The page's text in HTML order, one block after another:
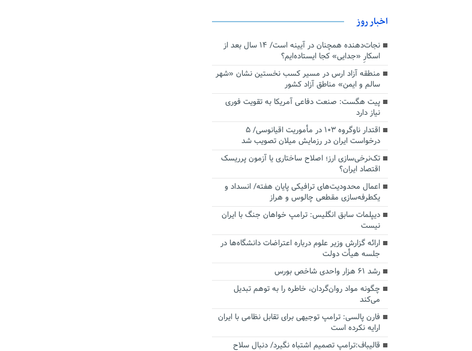
اخبار روز
نجات‌دهنده‌ همچنان در آیینه است/ ۱۴ سال بعد از
اسکارِ «جدایی» کجا ایستاده‌ایم؟
منطقه آزاد ارس در مسیر کسب نخستین نشان «شهر
سالم و ایمن» مناطق آزاد کشور
پیت هگست: صنعت دفاعی آمریکا به تقویت فوری
نیاز دارد
اقتدار ناوگروه ۱۰۳ در مأموریت‌ اقیانوسی/ ۵
درخواست ایران در رزمایش میلان تصویب شد
تک‌نرخی‌سازی ارز؛ اصلاح ساختاری یا آزمون پرریسک
اقتصاد ایران؟
اعمال محدودیت‌های ترافیکی پایان هفته/ انسداد و
یکطرفه‌سازی مقطعی چالوس و هراز
دیپلمات سابق انگلیس:‌ ترامپ خواهان جنگ با ایران
نیست
ارائه گزارش وزیر علوم درباره اعتراضات دانشگاه‌ها در
جلسه هیأت دولت
رشد ۶۱ هزار واحدی شاخص بورس
چگونه مواد روان‌گردان، خاطره را به توهم تبدیل
می‌کند
فارن پالسی: ترامپ توجیهی برای تقابل نظامی با ایران
ارایه نکرده است
قالیباف:ترامپ تصمیم اشتباه نگیرد/ دنبال سلاح